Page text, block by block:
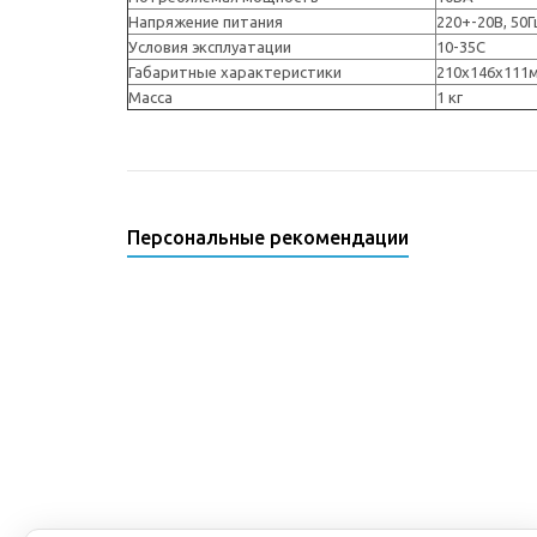
Напряжение питания
220+-20В,
Условия эксплуатации
10-35С
Габаритные характеристики
Масса
1 кг
Персональные рекомендации